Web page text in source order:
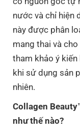
nước và chỉ hiện
này được phân
mang thai và
tham khảo ý
khi sử dụng sản
nhiên.
Collagen
như thế nào?